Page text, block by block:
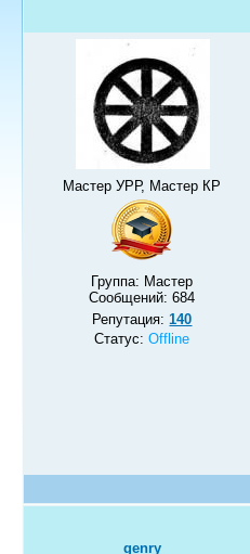
Мастер УРР, Мастер КР
Группа: Мастер
Сообщений:684
Репутация:140
Статус:Offline
genry